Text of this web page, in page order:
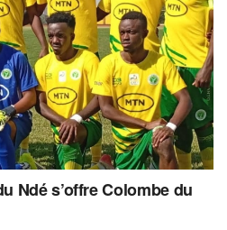
Ndé s’offre Colombe du